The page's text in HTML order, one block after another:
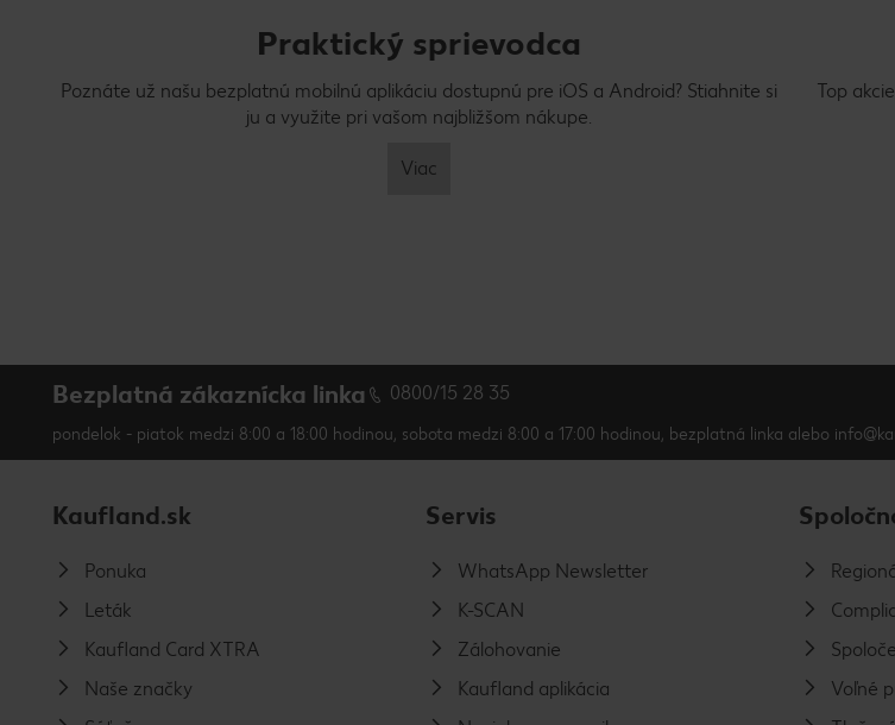
Praktický sprievodca
Poznáte už našu bezplatnú mobilnú aplikáciu dostupnú pre iOS a Android? Stiahnite si
ju a využite pri vašom najbližšom nákupe.
Viac
Top
Bezplatná zákaznícka linka 0800/15 28 35
pondelok - piatok medzi 8:00 a 18:00 hodinou, sobota medzi 8:00 a 17:00 hodinou, bezplatná linka alebo
Kaufland.sk
Ponuka
Leták
Kaufland Card XTRA
Naše značky
Servis
WhatsApp Newsletter
K-SCAN
Zálohovanie
Kaufland aplikácia
Voľné